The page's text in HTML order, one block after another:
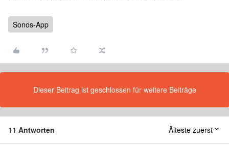
Sonos-App
Dieser Beitrag ist geschlossen für weitere Beiträge
11 Antworten Älteste zuerst